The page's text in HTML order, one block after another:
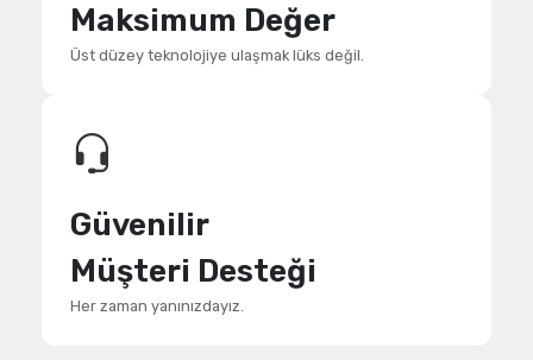
Maksimum Değer
Üst düzey teknolojiye ulaşmak lüks değil.
Güvenilir
Müşteri Desteği
Her zaman yanınızdayız.